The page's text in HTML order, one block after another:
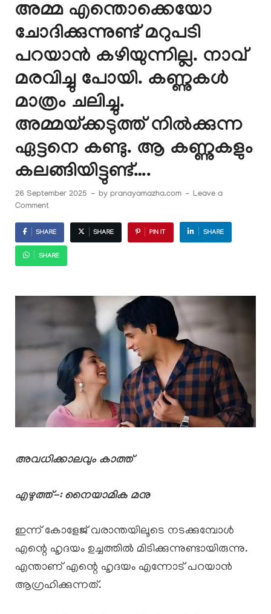
അമ്മ എന്തൊക്കെയോ
ചോദിക്കുന്നുണ്ട് മറുപടി
പറയാൻ കഴിയുന്നില്ല. നാവ്
മരവിച്ചു പോയി. കണ്ണുകൾ
മാത്രം ചലിച്ചു.
അമ്മയ്ക്കടുത്ത് നിൽക്കുന്ന
ഏട്ടനെ കണ്ടു. ആ കണ്ണുകളും
കലങ്ങിയിട്ടുണ്ട്….
26 September 2025 - by pranayamazha.com - Leave a
Comment
SHARE SHARE PIN IT SHARE
SHARE
അവധിക്കാലവും കാത്ത്
എഴുത്ത്-: നൈയാമിക മനു
ഇന്ന് കോളേജ് വരാന്തയിലൂടെ നടക്കുമ്പോൾ
എന്റെ ഹൃദയം ഉച്ചത്തിൽ മിടിക്കുന്നുണ്ടായിരുന്നു.
എന്താണ് എന്റെ ഹൃദയം എന്നോട് പറയാൻ
ആഗ്രഹിക്കുന്നത്.